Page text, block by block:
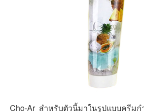
Cho-Ar สำหรับตัวนี้มาในรูปแบบครีม